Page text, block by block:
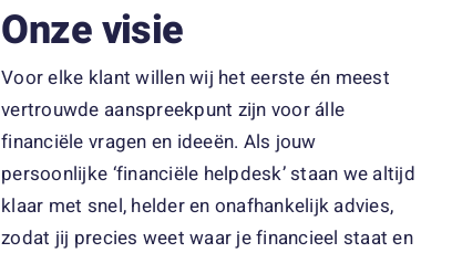
Onze visie
Voor elke klant willen wij het eerste én meest
vertrouwde aanspreekpunt zijn voor álle
financiële vragen en ideeën. Als jouw
persoonlijke ‘financiële helpdesk’ staan we altijd
klaar met snel, helder en onafhankelijk advies,
zodat jij precies weet waar je financieel staat en